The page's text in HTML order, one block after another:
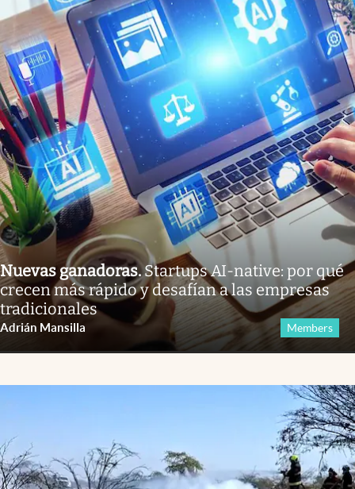
Nuevas ganadoras.Startups AI-native: por qué
crecen más rápido y desafían a las empresas
tradicionales
Adrián Mansilla Members